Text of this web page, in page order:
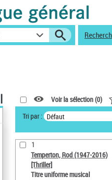
Voir la sélection (0)
Tri par : Défaut
1
Temperton, Rod (1947-2016)
[Thriller]
Titre uniforme musical